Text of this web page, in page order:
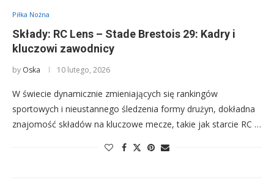
Piłka Nożna
Składy: RC Lens – Stade Brestois 29: Kadry i
kluczowi zawodnicy
by Oska 10 lutego, 2026
W świecie dynamicznie zmieniających się rankingów
sportowych i nieustannego śledzenia formy drużyn, dokładna
znajomość składów na kluczowe mecze, takie jak starcie RC …